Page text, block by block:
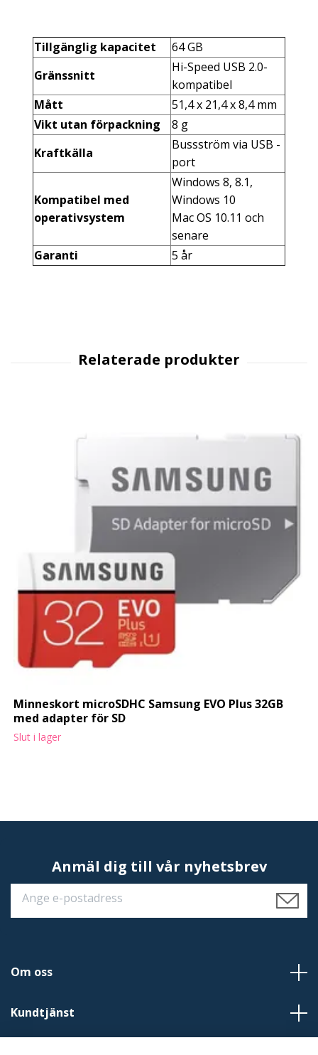
Tillgänglig kapacitet
64 GB
Gränssnitt
Hi-Speed USB 2.0-
kompatibel
Mått
51,4 x 21,4 x 8,4 mm
Vikt utan förpackning
8 g
Kraftkälla
Bussström via USB -
port
Kompatibel med
operativsystem
Windows 8, 8.1,
Windows 10
Mac OS 10.11 och
senare
Garanti
5 år
Minneskort microSDHC Samsung EVO Plus 32GB
med adapter för SD
Slut i lager
Anmäl dig till vår nyhetsbrev
Om oss
Kundtjänst